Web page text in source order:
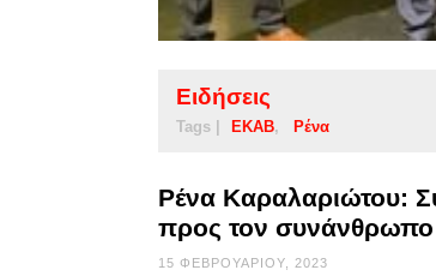
Ειδήσεις
Tags | ΕΚΑΒ Ρένα
Ρένα Καραλαριώτου:
προς τον συνάνθρωπο
15 ΦΕΒΡΟΥΑΡΊΟΥ, 2023